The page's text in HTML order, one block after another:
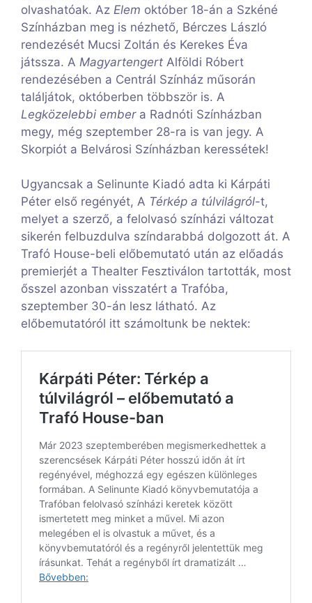
olvashatóak. Az Elem október 18-án a Szkéné
Színházban meg is nézhető, Bérczes László
rendezését Mucsi Zoltán és Kerekes Éva
játssza. A Magyartengert Alföldi Róbert
rendezésében a Centrál Színház műsorán
találjátok, októberben többször is. A
Legközelebbi embera Radnóti Színházban
megy, még szeptember 28-ra is van jegy. A
Skorpiót a Belvárosi Színházban keressétek!
Ugyancsak a Selinunte Kiadó adta ki Kárpáti
Péter első regényét, A Térkép a túlvilágról-t,
melyet a szerző, a felolvasó színházi változat
sikerén felbuzdulva színdarabbá dolgozott át. A
Trafó House-beli előbemutató után az előadás
premierjét a Thealter Fesztiválon tartották, most
ősszel azonban visszatért a Trafóba,
szeptember 30-án lesz látható. Az
előbemutatóról itt számoltunk be nektek: